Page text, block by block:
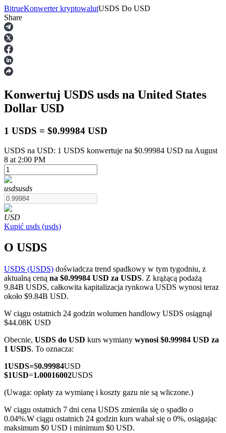
Kontrakty terminowe
Kontrakty terminowe na USDT
Kontrakty terminowe COIN-M
Kontrakty terminowe na kryptowaluty
TradFi
Instrumenty pochodne na akcje, forex, metale szlachetne i
towary
BitrueKonwerter kryptowalutUSDS Do USD
Share
Konwertuj USDS usds na United States
Dollar USD
1 USDS = $0.99984 USD
USDS na USD: 1 USDS konwertuje na $0.99984 USD na August
8 at 2:00 PM
usdsusds
USD
Kupić usds (usds)
O USDS
USDS (USDS) doświadcza trend spadkowy w tym tygodniu, z
aktualną ceną na $0.99984 USD za USDS. Z krążącą podażą
9.84B USDS, całkowita kapitalizacja rynkowa USDS wynosi teraz
około $9.84B USD.
W ciągu ostatnich 24 godzin wolumen handlowy USDS osiągnął
$44.08K USD
Obecnie, USDS do USD kurs wymiany wynosi $0.99984 USD za
1 USDS. To oznacza:
1USDS=$0.99984USD
$1USD=1.00016002USDS
(Uwaga: opłaty za wymianę i koszty gazu nie są wliczone.)
W ciągu ostatnich 7 dni cena USDS zmieniła się o spadło o
0.04%.W ciągu ostatnich 24 godzin kurs wahał się o 0%, osiągając
maksimum $0 USD i minimum $0 USD.